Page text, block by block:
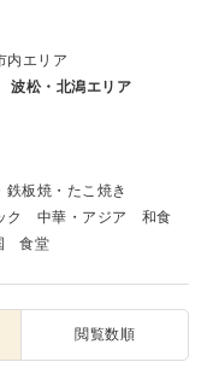
内エリア
波松・北潟エリア
鉄板焼・たこ焼き
ク 中華・アジア
和食
食堂
閲覧数順